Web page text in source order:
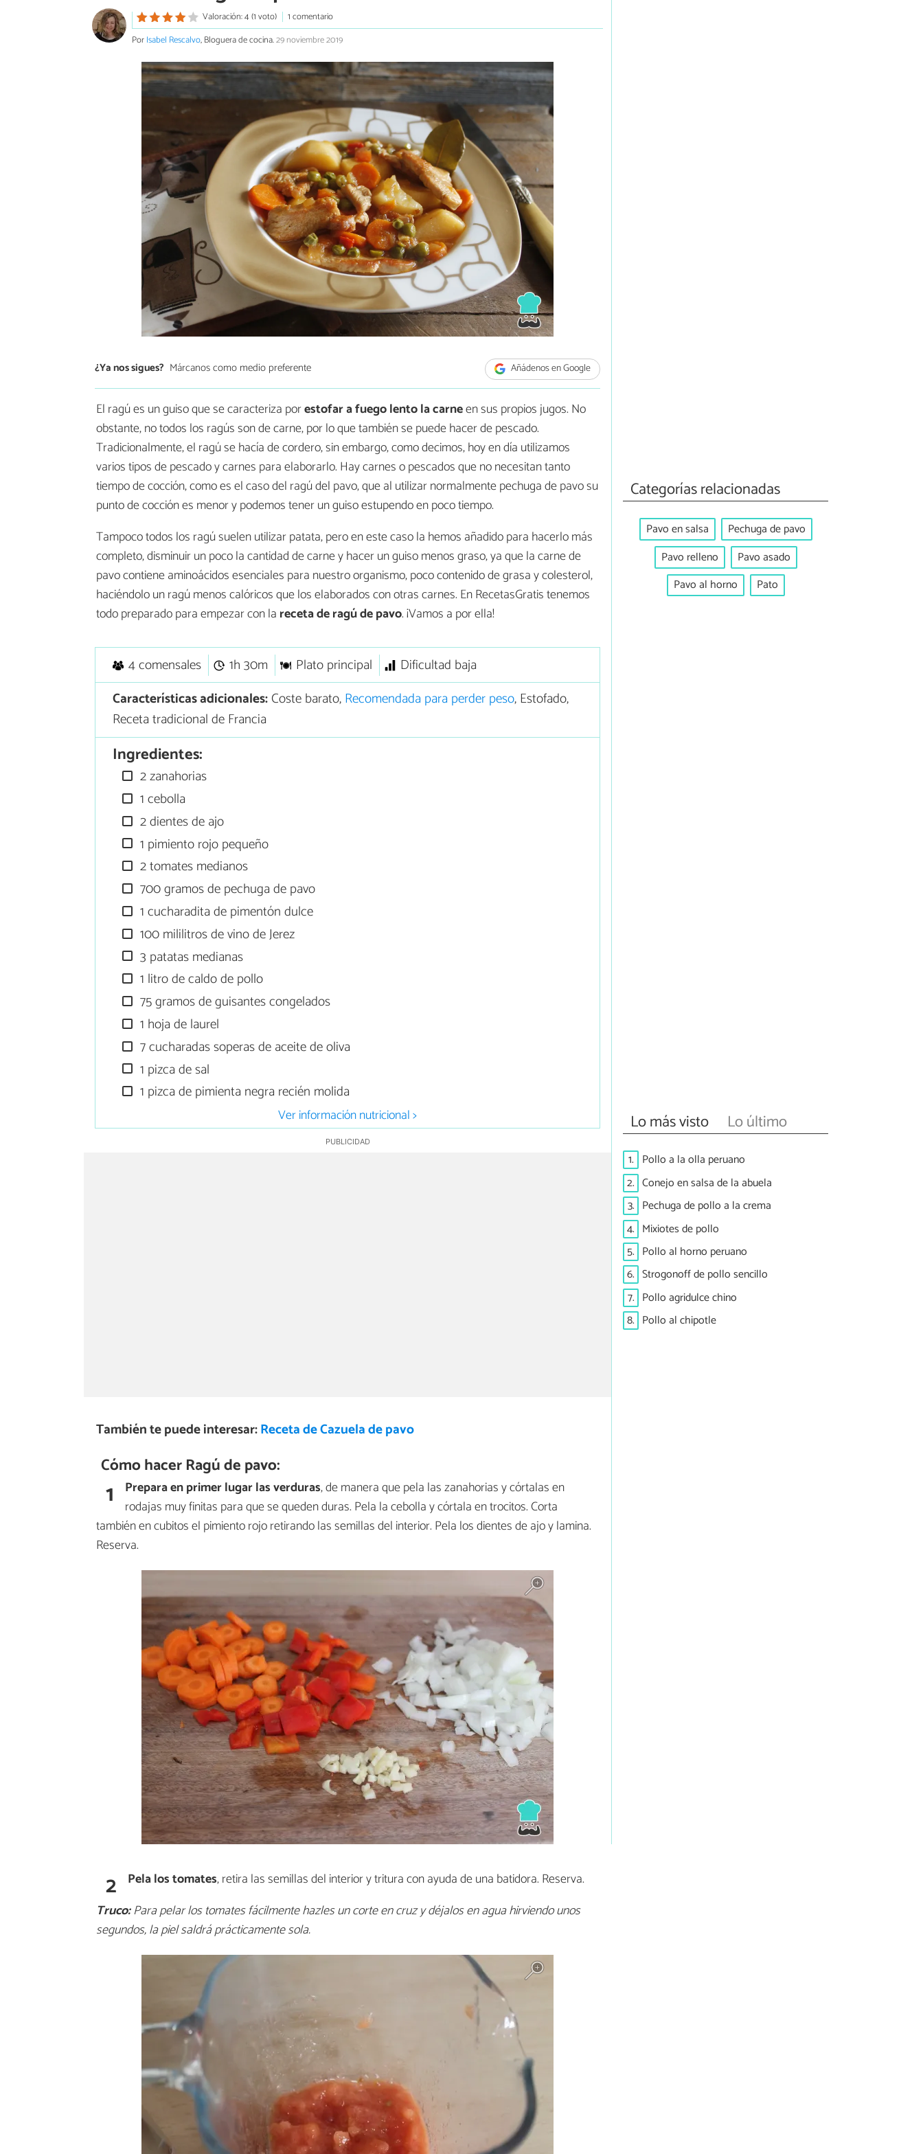
Valoración: 4 (1 voto)
1 comentario
PorIsabel Rescalvo, Bloguera de cocina.29 noviembre 2019
¿Ya nos sigues? Márcanos como medio preferente Añádenos en Google
El ragú es un guiso que se caracteriza porestofar a fuego lento la carneen sus propios jugos. No
obstante, no todos los ragús son de carne, por lo que también se puede hacer de pescado.
Tradicionalmente, el ragú se hacía de cordero, sin embargo, como decimos, hoy en día utilizamos
varios tipos de pescado y carnes para elaborarlo. Hay carnes o pescados que no necesitan tanto
tiempo de cocción, como es el caso del ragú del pavo, que al utilizar normalmente pechuga de pavo su
punto de cocción es menor y podemos tener un guiso estupendo en poco tiempo.
Tampoco todos los ragú suelen utilizar patata, pero en este caso la hemos añadido para hacerlo más
completo, disminuir un poco la cantidad de carne y hacer un guiso menos graso, ya que la carne de
pavo contiene aminoácidos esenciales para nuestro organismo, poco contenido de grasa y colesterol,
haciéndolo un ragú menos calóricos que los elaborados con otras carnes. En RecetasGratis tenemos
todo preparado para empezar con la receta de ragú de pavo. ¡Vamos a por ella!
4 comensales 1h 30m Plato principal
Dificultad baja
Características adicionales:Coste barato,Recomendada para perder peso, Estofado,
Receta tradicional de Francia
Ingredientes:
2 zanahorias
1 cebolla
2 dientes de ajo
1 pimiento rojo pequeño
2 tomates medianos
700 gramos de pechuga de pavo
1 cucharadita de pimentón dulce
100 mililitros de vino de Jerez
3 patatas medianas
1 litro de caldo de pollo
75 gramos de guisantes congelados
1 hoja de laurel
7 cucharadas soperas de aceite de oliva
1 pizca de sal
1 pizca de pimienta negra recién molida
Ver información nutricional >
También te puede interesar:Receta de Cazuela de pavo
Cómo hacer Ragú de pavo:
1 Prepara en primer lugar las verduras, de manera que pela las zanahorias y córtalas en
rodajas muy finitas para que se queden duras. Pela la cebolla y córtala en trocitos. Corta
también en cubitos el pimiento rojo retirando las semillas del interior. Pela los dientes de ajo y lamina.
Reserva.
2 Pela los tomates, retira las semillas del interior y tritura con ayuda de una batidora. Reserva.
Truco:Para pelar los tomates fácilmente hazles un corte en cruz y déjalos en agua hirviendo unos
segundos, la piel saldrá prácticamente sola.
Categorías relacionadas
Pavo en salsa
Pechuga de pavo
Pavo relleno
Pavo asado
Pavo al horno
Pato
Lo más visto Lo último
1. Pollo a la olla peruano
2. Conejo en salsa de la abuela
3. Pechuga de pollo a la crema
4. Mixiotes de pollo
5. Pollo al horno peruano
6. Strogonoff de pollo sencillo
7. Pollo agridulce chino
8. Pollo al chipotle